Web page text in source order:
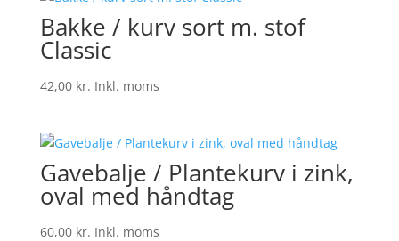
Bakke / kurv sort m. stof
Classic
42,00 kr. Inkl. moms
Gavebalje / Plantekurv i zink,
oval med håndtag
60,00 kr. Inkl. moms